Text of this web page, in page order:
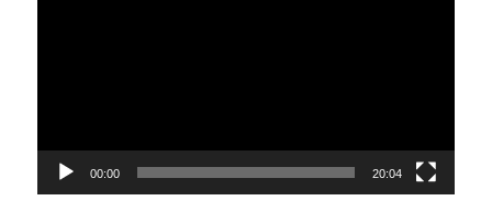
00:00 20:04